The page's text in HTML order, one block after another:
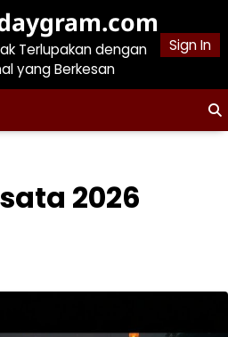
Terlupakan dengan
yang Berkesan
Sign In
2026